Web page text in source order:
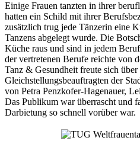
Einige Frauen tanzten in ihrer
hatten ein Schild mit ihrer
zusätzlich trug jede Tänzerin eine
Tanzens abgelegt wurde. Die
Küche raus und sind in jedem
der vertretenen Berufe reichte von
Tanz & Gesundheit freute sich
Gleichstellungsbeauftragten der
von Petra Penzkofer-Hagenauer,
Das Publikum war überrascht und
Darbietung so schnell vorüber war.